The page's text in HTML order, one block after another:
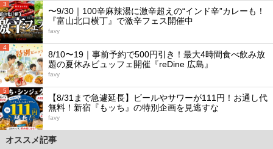
3
〜9/30｜100辛麻辣湯に激辛超えの“インド辛”カレーも！
『富山北口横丁』で激辛フェス開催中
favy
4
8/10〜19｜事前予約で500円引き！最大4時間食べ飲み放
題の夏休みビュッフェ開催『reDine 広島』
favy
5
【8/31まで急遽延長】ビールやサワーが111円！お通し代
無料！新宿『もッち』の特別企画を見逃すな
favy
オススメ記事